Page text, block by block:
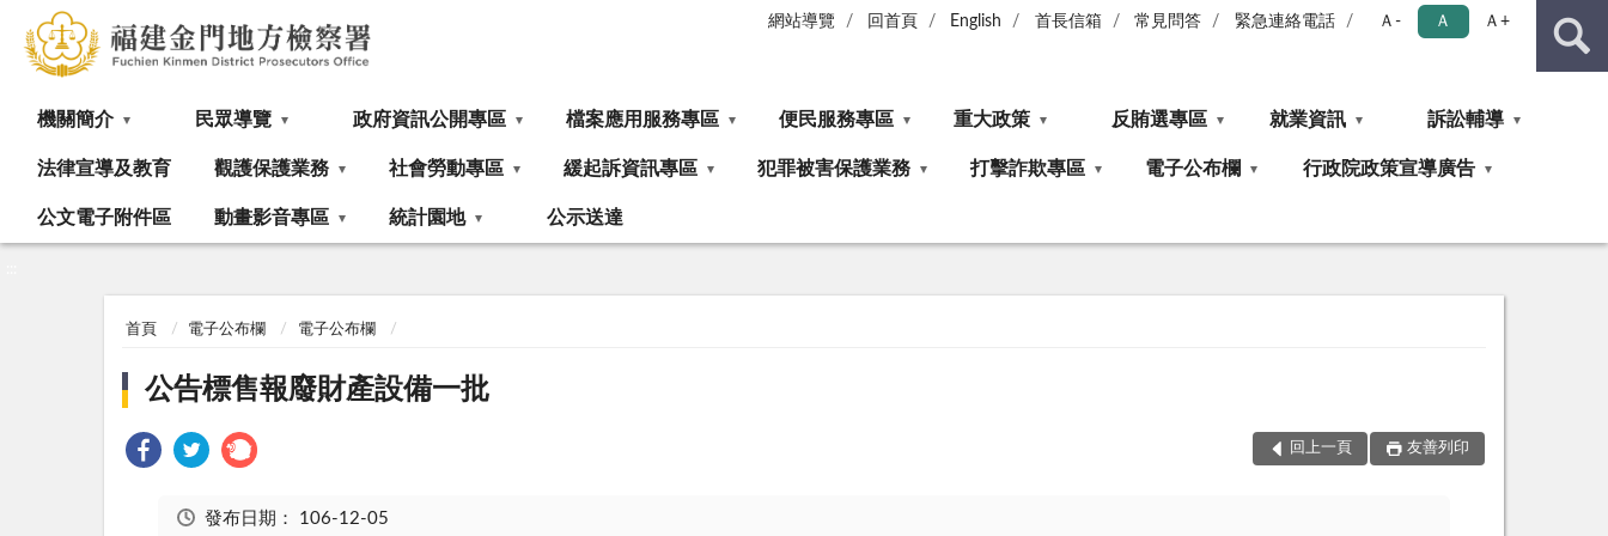
網站導覽 回首頁 English 首長信箱 常見問答 緊急連絡電話 Ａ- Ａ Ａ+
機關簡介 民眾導覽 政府資訊公開專區 檔案應用服務專區 便民服務專區 重大政策 反賄選專區 就業資訊 訴訟輔導
法律宣導及教育 觀護保護業務 社會勞動專區 緩起訴資訊專區 犯罪被害保護業務 打擊詐欺專區 電子公布欄 行政院政策宣導廣告
公文電子附件區 動畫影音專區 統計園地 公示送達
首頁 電子公布欄 電子公布欄
公告標售報廢財產設備一批
回上一頁 友善列印
發布日期： 106-12-05